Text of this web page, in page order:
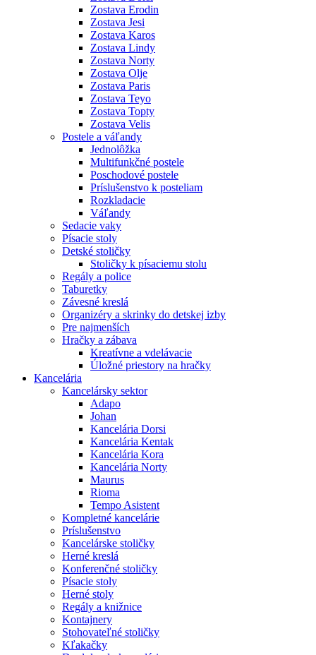
Zostava Erodin
Zostava Jesi
Zostava Karos
Zostava Lindy
Zostava Norty
Zostava Olje
Zostava Paris
Zostava Teyo
Zostava Topty
Zostava Velis
Postele a váľandy
Jednolôžka
Multifunkčné postele
Poschodové postele
Príslušenstvo k posteliam
Rozkladacie
Váľandy
Sedacie vaky
Písacie stoly
Detské stoličky
Stoličky k písaciemu stolu
Regály a police
Taburetky
Závesné kreslá
Organizéry a skrinky do detskej izby
Pre najmenších
Hračky a zábava
Kreatívne a vdelávacie
Úložné priestory na hračky
Kancelária
Kancelársky sektor
Adapo
Johan
Kancelária Dorsi
Kancelária Kentak
Kancelária Kora
Kancelária Norty
Maurus
Rioma
Tempo Asistent
Kompletné kancelárie
Príslušenstvo
Kancelárske stoličky
Herné kreslá
Konferenčné stoličky
Písacie stoly
Herné stoly
Regály a knižnice
Kontajnery
Stohovateľné stoličky
Kľakačky